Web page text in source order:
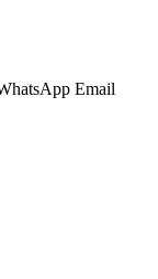
Email